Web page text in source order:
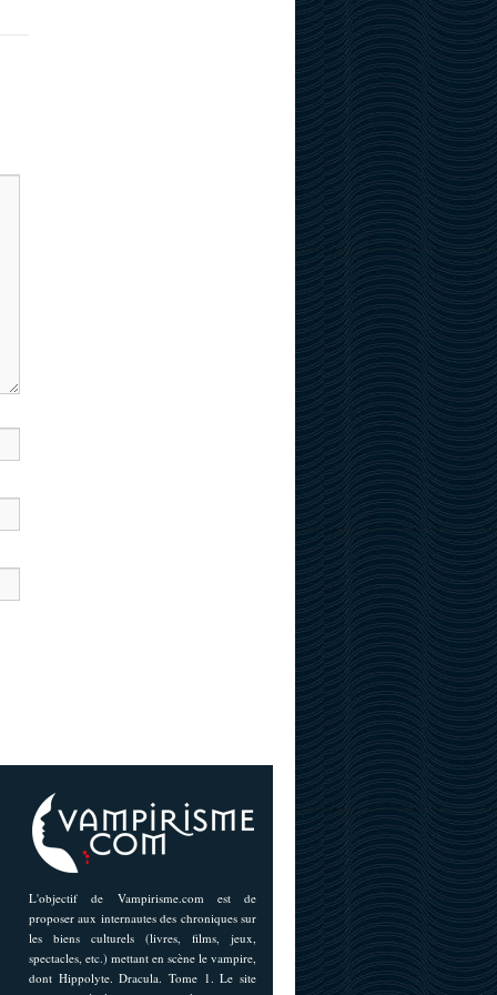
L'objectif de Vampirisme.com est de
proposer aux internautes des chroniques sur
les biens culturels (livres, films, jeux,
spectacles, etc.) mettant en scène le vampire,
dont Hippolyte. Dracula. Tome 1. Le site